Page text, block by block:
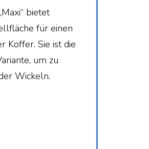
bietet
für einen
Koffer. Sie ist die
um zu
Wickeln.